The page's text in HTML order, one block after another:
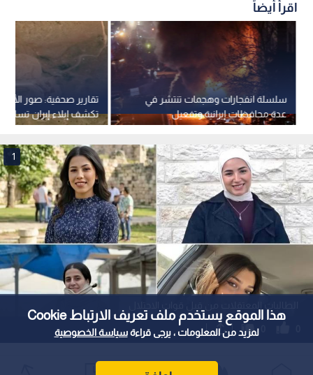
هذا الموقع يستخدم ملف تعريف الارتباط Cookie
لمزيد من المعلومات ، يرجى قراءةسياسة الخصوصية
اقرأ أيضاً
تقارير صحفية: صور
تكشف إبلاء إيران
بناء منشآتها العسكرية
سلسلة انفجارات وهجمات تنتشر في
عدة محافظات إيرانية وتفعيل
الدفاعات في طهران
1
قوات الاحتلال تعتقل 4 طالبات وخريجات